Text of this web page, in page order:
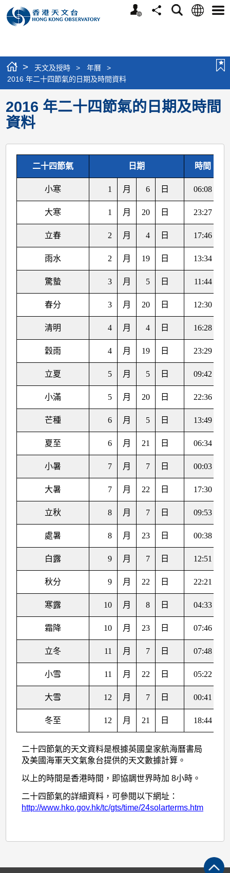
個
分
搜
語
選
> 天文及授時 > 年曆
>
2016 年二十四節氣的日期及時間資料
2016 年二十四節氣的日期及時間
資料
二十四節氣 日期 時間
小寒 1 月 6 日 06:08
大寒 1 月 20 日 23:27
立春 2 月 4 日 17:46
雨水 2 月 19 日 13:34
驚蟄 3 月 5 日 11:44
春分 3 月 20 日 12:30
清明 4 月 4 日 16:28
穀雨 4 月 19 日 23:29
立夏 5 月 5 日 09:42
小滿 5 月 20 日 22:36
芒種 6 月 5 日 13:49
夏至 6 月 21 日 06:34
小暑 7 月 7 日 00:03
大暑 7 月 22 日 17:30
立秋 8 月 7 日 09:53
處暑 8 月 23 日 00:38
白露 9 月 7 日 12:51
秋分 9 月 22 日 22:21
寒露 10 月 8 日 04:33
霜降 10 月 23 日 07:46
立冬 11 月 7 日 07:48
小雪 11 月 22 日 05:22
大雪 12 月 7 日 00:41
冬至 12 月 21 日 18:44
二十四節氣的天文資料是根據英國皇家航海曆書局
及美國海軍天文氣象台提供的天文數據計算。
以上的時間是香港時間，即協調世界時加 8小時。
二十四節氣的詳細資料，可參閱以下網址：
http://www.hko.gov.hk/tc/gts/time/24solarterms.htm